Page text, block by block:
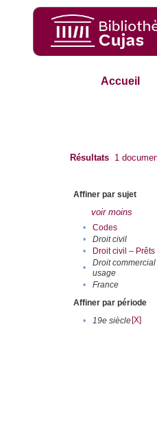
Accueil
Résultats 1
Affiner par sujet
voir moins
• Codes
•
Droit civil
•
Droit civil – Prêts
•
Droit commercial
usage
• France
Affiner par période
•
19e siècle[X]